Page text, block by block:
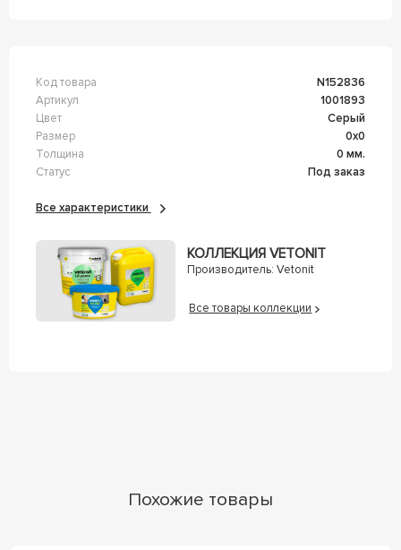
Код товара
n152836
Артикул
1001893
Цвет
Серый
Размер
0x0
Толщина
0 мм.
Статус
Под заказ
Все характеристики
КОЛЛЕКЦИЯ VETONIT
Производитель: Vetonit
Все товары коллекции
Похожие товары